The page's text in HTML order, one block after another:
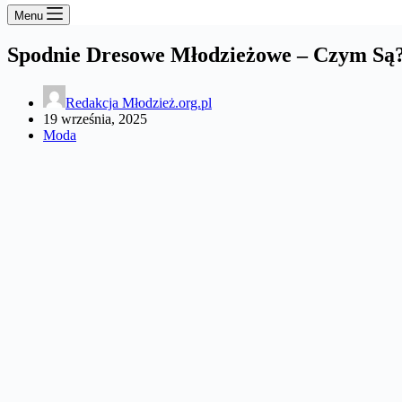
Menu
Spodnie Dresowe Młodzieżowe – Czym
Redakcja Młodzież.org.pl
19 września, 2025
Moda